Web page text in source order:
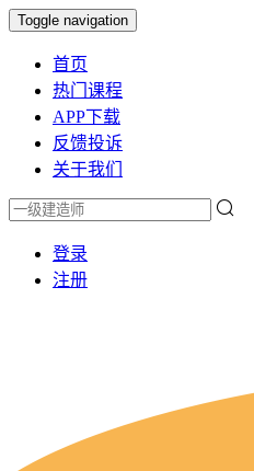
Toggle navigation
首页
热门课程
APP下载
反馈投诉
关于我们
登录
注册